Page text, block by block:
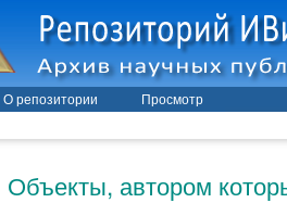
О репозитории Просмотр
Объекты, автором